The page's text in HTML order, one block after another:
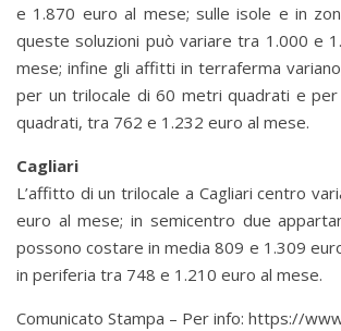
e 1.870 euro al mese; sulle isole e in
queste soluzioni può variare tra 1.000 e
mese; infine gli affitti in terraferma
per un trilocale di 60 metri quadrati e
quadrati, tra 762 e 1.232 euro al mese.
Cagliari
L’affitto di un trilocale a Cagliari centro
euro al mese; in semicentro due
possono costare in media 809 e 1.309
in periferia tra 748 e 1.210 euro al mese.
Comunicato Stampa – Per info: https://